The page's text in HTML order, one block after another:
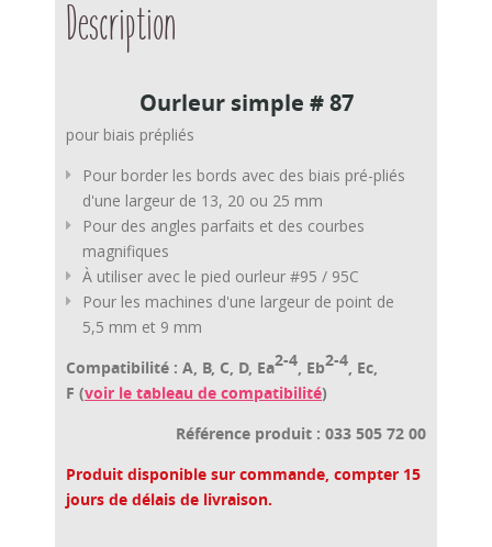
Description
Ourleur simple # 87
pour biais prépliés
Pour border les bords avec des biais pré-pliés
d'une largeur de 13, 20 ou 25 mm
Pour des angles parfaits et des courbes
magnifiques
À utiliser avec le pied ourleur #95 / 95C
Pour les machines d'une largeur de point de
5,5 mm et 9 mm
Compatibilité : A, B, C, D, Ea2-4, Eb2-4, Ec,
F (voir le tableau de compatibilité)
Référence produit : 033 505 72 00
Produit disponible sur commande, compter 15
jours de délais de livraison.